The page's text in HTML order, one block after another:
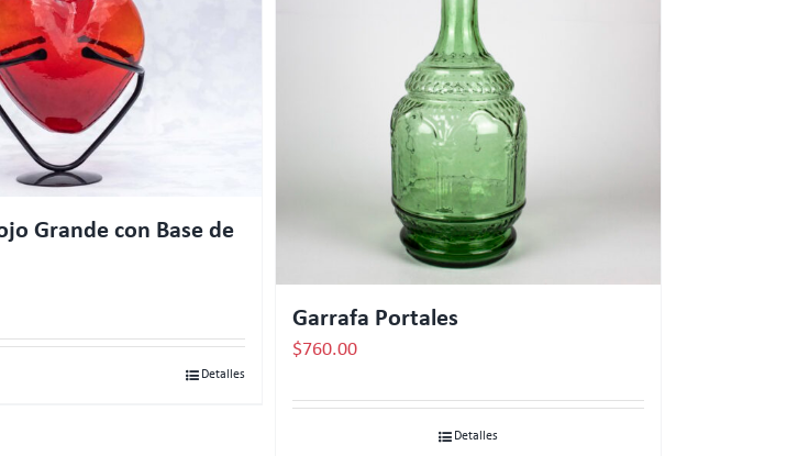
Grande con Base de
Detalles
Garrafa Portales
$760.00
Detalles